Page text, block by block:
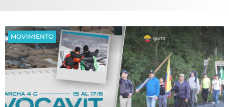
MOVIMIENTO